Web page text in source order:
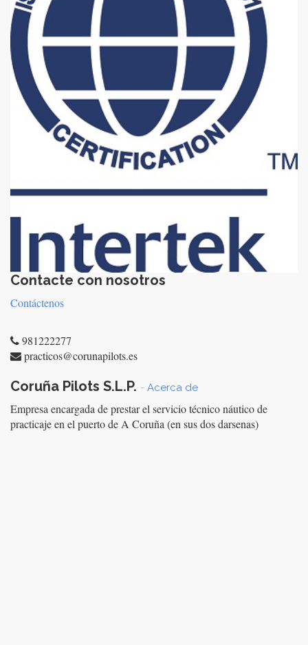
Contacte con nosotros
Contáctenos
981222277
practicos@corunapilots.es
Coruña Pilots S.L.P. - Acerca de
Empresa encargada de prestar el servicio técnico náutico de
practicaje en el puerto de A Coruña (en sus dos darsenas)